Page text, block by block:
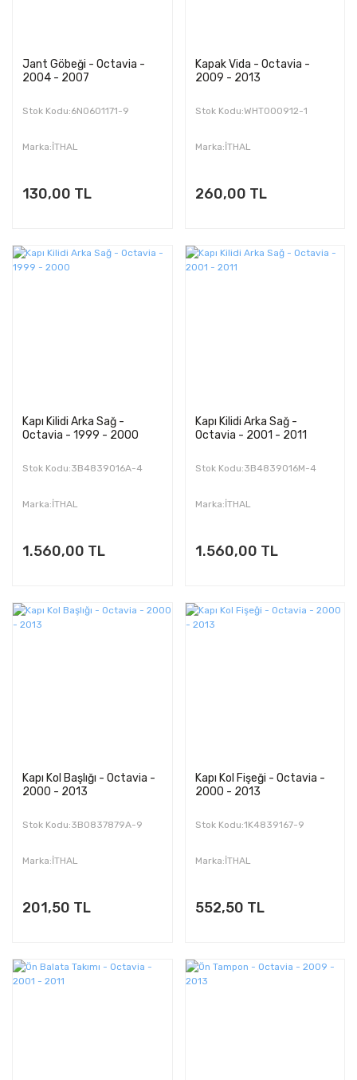
Jant Göbeği - Octavia -
2004 - 2007
Stok Kodu:6N0601171-9
Marka:İTHAL
130,00 TL
Kapak Vida - Octavia -
2009 - 2013
Stok Kodu:WHT000912-1
Marka:İTHAL
260,00 TL
Kapı Kilidi Arka Sağ -
Octavia - 1999 - 2000
Stok Kodu:3B4839016A-4
Marka:İTHAL
1.560,00 TL
Kapı Kilidi Arka Sağ -
Octavia - 2001 - 2011
Stok Kodu:3B4839016M-4
Marka:İTHAL
1.560,00 TL
Kapı Kol Başlığı - Octavia -
2000 - 2013
Stok Kodu:3B0837879A-9
Marka:İTHAL
201,50 TL
Kapı Kol Fişeği - Octavia -
2000 - 2013
Stok Kodu:1K4839167-9
Marka:İTHAL
552,50 TL